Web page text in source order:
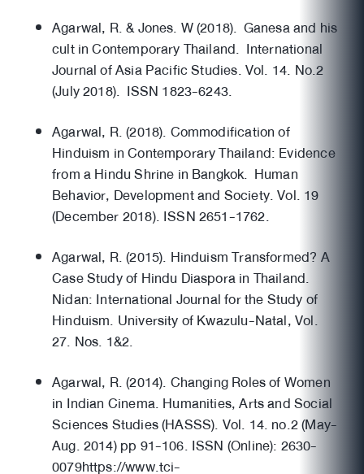
Agarwal, R. & Jones. W (2018). Ganesa and his
cult in Contemporary Thailand. International
Journal of Asia Pacific Studies. Vol. 14. No.2
(July 2018). ISSN 1823-6243.
Agarwal, R. (2018). Commodification of
Hinduism in Contemporary Thailand: Evidence
from a Hindu Shrine in Bangkok. Human
Behavior, Development and Society. Vol. 19
(December 2018). ISSN 2651-1762.
Agarwal, R. (2015). Hinduism Transformed? A
Case Study of Hindu Diaspora in Thailand.
Nidan: International Journal for the Study of
Hinduism. University of Kwazulu-Natal, Vol.
27. Nos. 1&2.
Agarwal, R. (2014). Changing Roles of Women
in Indian Cinema. Humanities, Arts and Social
Sciences Studies (HASSS). Vol. 14. no.2 (May-
Aug. 2014) pp 91-106. ISSN (Online): 2630-
0079https://www.tci-